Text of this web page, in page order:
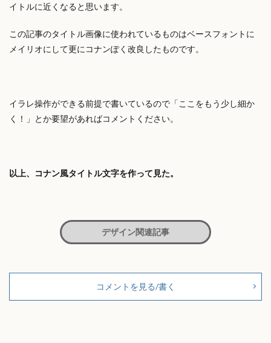
イトルに近くなると思います。
この記事のタイトル画像に使われているものはベースフォントに
メイリオにして更にコナンぽく改良したものです。
イラレ操作ができる前提で書いているので「ここをもう少し細か
く！」とか要望があればコメントください。
以上、コナン風タイトル文字を作って見た。
デザイン関連記事
コメントを見る/書く